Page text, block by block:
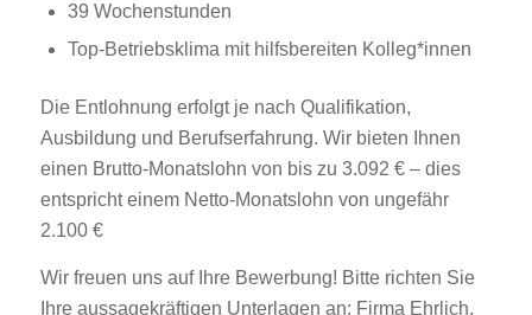
39 Wochenstunden
Top-Betriebsklima mit hilfsbereiten Kolleg*innen
Die Entlohnung erfolgt je nach Qualifikation,
Ausbildung und Berufserfahrung. Wir bieten Ihnen
einen Brutto-Monatslohn von bis zu 3.092 € – dies
entspricht einem Netto-Monatslohn von ungefähr
2.100 €
Wir freuen uns auf Ihre Bewerbung! Bitte richten Sie
Ihre aussagekräftigen Unterlagen an: Firma Ehrlich,